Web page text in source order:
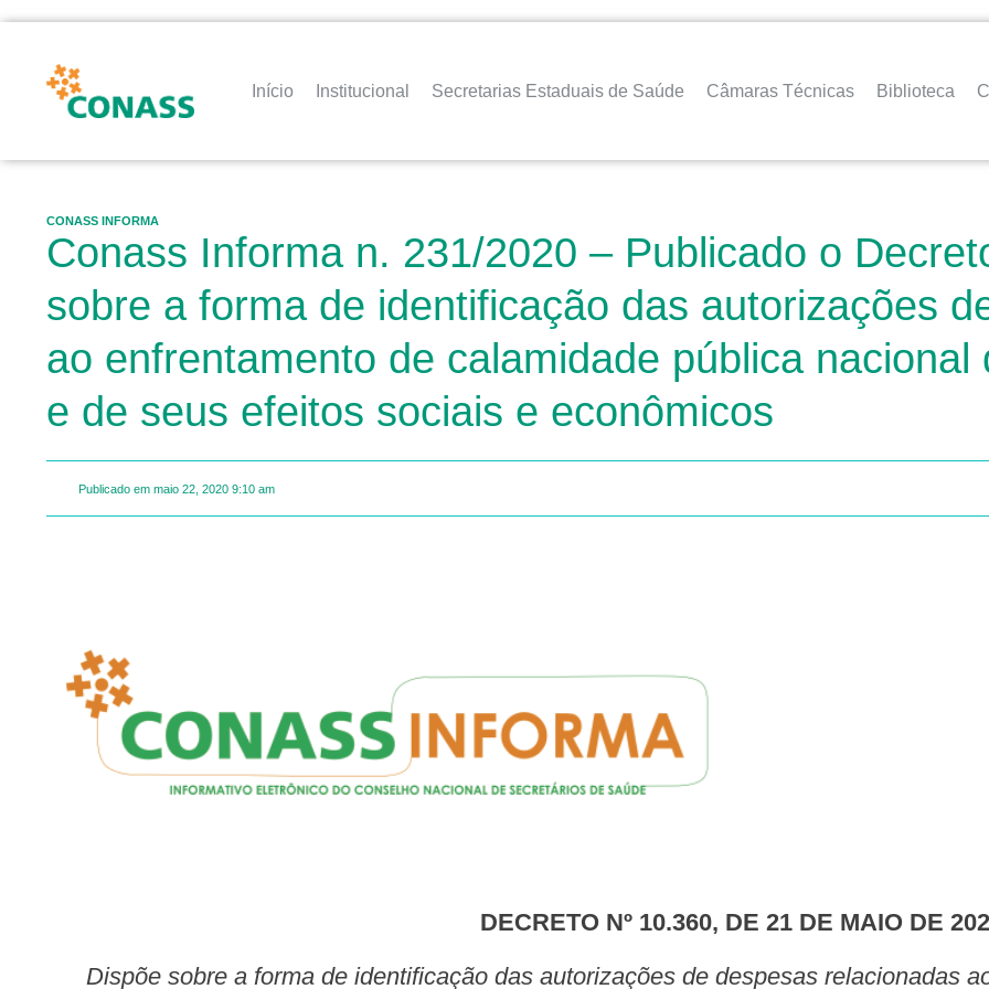
Início Institucional Secretarias Estaduais de Saúde Câmaras Técnicas Biblioteca
CONASS INFORMA
Conass Informa n. 231/2020 – Publicado o
sobre a forma de identificação das autorizações
ao enfrentamento de calamidade pública
e de seus efeitos sociais e econômicos
Publicado em maio 22, 2020 9:10 am
DECRETO Nº 10.360, DE 21 DE MAIO DE
Dispõe sobre a forma de identificação das autorizações de despesas relacionadas ao enfrentamento de calamidade pública